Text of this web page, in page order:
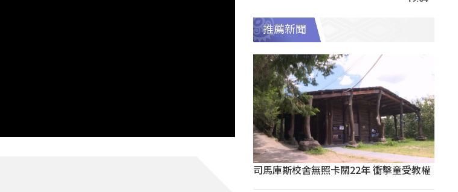
推薦新聞
司馬庫斯校舍無照卡關22年 衝擊童受教權